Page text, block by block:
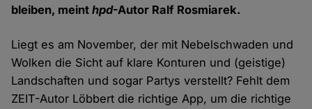
bleiben, meinthpd-Autor Ralf Rosmiarek.
Liegt es am November, der mit Nebelschwaden und
Wolken die Sicht auf klare Konturen und (geistige)
Landschaften und sogar Partys verstellt? Fehlt dem
ZEIT-Autor Löbbert die richtige App, um die richtige